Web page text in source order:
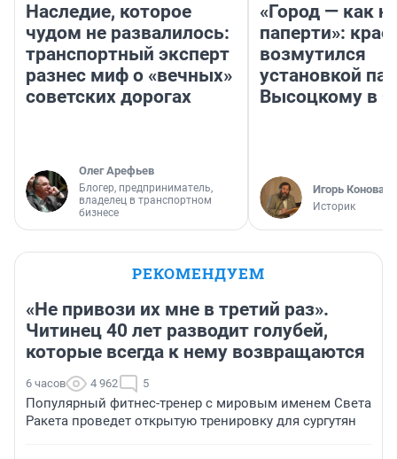
Наследие, которое
чудом не развалилось:
транспортный эксперт
разнес миф о «вечных»
советских дорогах
Олег Арефьев
Блогер, предприниматель,
владелец в транспортном
бизнесе
«Город — как
паперти»:
возмутился
установкой
Высоцкому в
Игорь
Историк
РЕКОМЕНДУЕМ
«Не привози их мне в третий раз».
Читинец 40 лет разводит голубей,
которые всегда к нему возвращаются
6 часов 4 962 5
Популярный фитнес-тренер с мировым именем Света
Ракета проведет открытую тренировку для сургутян